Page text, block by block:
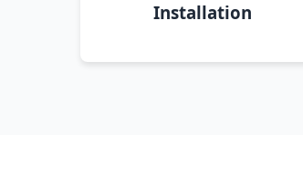
Installation